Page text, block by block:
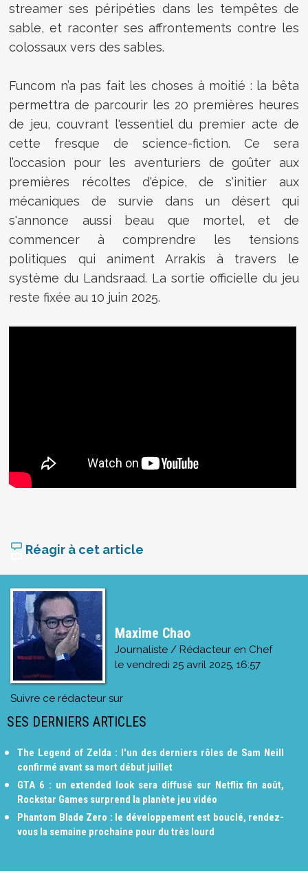
streamer ses péripéties dans les tempêtes de
sable, et raconter ses affrontements contre les
colossaux vers des sables.
Funcom n’a pas fait les choses à moitié : la bêta
permettra de parcourir les 20 premières heures
de jeu, couvrant l'essentiel du premier acte de
cette fresque de science-fiction. Ce sera
l’occasion pour les aventuriers de goûter aux
premières récoltes d'épice, de s'initier aux
mécaniques de survie dans un désert qui
s'annonce aussi beau que mortel, et de
commencer à comprendre les tensions
politiques qui animent Arrakis à travers le
système du Landsraad. La sortie officielle du jeu
reste fixée au 10 juin 2025.
Réagir à cet article
Maxime Chao
Journaliste / Rédacteur en Chef
le vendredi 25 avril 2025, 16:57
Suivre ce rédacteur sur
SES DERNIERS ARTICLES
The Legend of Zelda : l'un des derniers rôles de Sam Neill
confirmé avant sa mort début juillet
GTA 6 : un extended look sera diffusé sur Netflix fin août,
Rockstar Games surprend la planète jeu vidéo
Phantom Blade Zero : le développement est bouclé, rendez-
vous la semaine prochaine pour du très lourd